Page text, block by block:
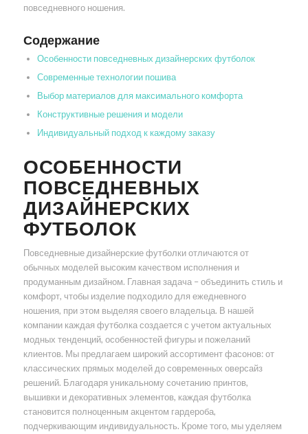
повседневного ношения.
Содержание
Особенности повседневных дизайнерских футболок
Современные технологии пошива
Выбор материалов для максимального комфорта
Конструктивные решения и модели
Индивидуальный подход к каждому заказу
ОСОБЕННОСТИ
ПОВСЕДНЕВНЫХ
ДИЗАЙНЕРСКИХ
ФУТБОЛОК
Повседневные дизайнерские футболки отличаются от
обычных моделей высоким качеством исполнения и
продуманным дизайном. Главная задача – объединить стиль и
комфорт, чтобы изделие подходило для ежедневного
ношения, при этом выделяя своего владельца. В нашей
компании каждая футболка создается с учетом актуальных
модных тенденций, особенностей фигуры и пожеланий
клиентов. Мы предлагаем широкий ассортимент фасонов: от
классических прямых моделей до современных оверсайз
решений. Благодаря уникальному сочетанию принтов,
вышивки и декоративных элементов, каждая футболка
становится полноценным акцентом гардероба,
подчеркивающим индивидуальность. Кроме того, мы уделяем